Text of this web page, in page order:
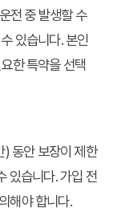
전 중 발생할 수
있습니다. 본인
한 특약을 선택
) 동안 보장이 제한
있습니다. 가입 전
해야 합니다.